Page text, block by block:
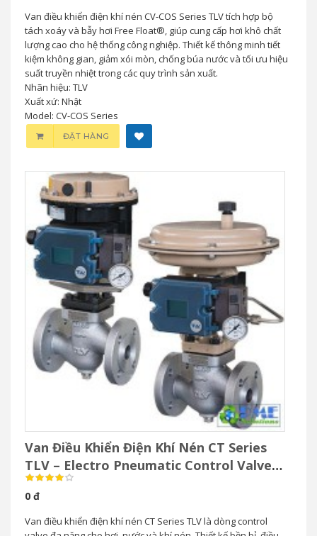
Van điều khiển điện khí nén CV-COS Series TLV tích hợp bộ
tách xoáy và bẫy hơi Free Float®, giúp cung cấp hơi khô chất
lượng cao cho hệ thống công nghiệp. Thiết kế thông minh tiết
kiệm không gian, giảm xói mòn, chống búa nước và tối ưu hiệu
suất truyền nhiệt trong các quy trình sản xuất.
Nhãn hiệu: TLV
Xuất xứ: Nhật
Model: CV-COS Series
ĐẶT HÀNG
Van Điều Khiển Điện Khí Nén CT Series
TLV – Electro Pneumatic Control Valve
Cho Hơi Nước
0 đ
Van điều khiển điện khí nén CT Series TLV là dòng control